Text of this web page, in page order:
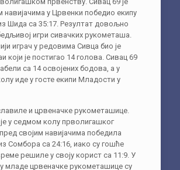
навијачима у Црвенки победио екипу
Шида са 35:17. Резултат довољно
игри сивачких рукометаша.
играч у редовима Сивца био је
који је постигао 14 голова. Сивац 69
са 14 освојених бодова, а у
иде у госте екипи Младости у
и црвеначке рукометашице.
у седмом колу прволигашког
својим навијачима победила
Сомбора са 24:16, иако су гошће
решиле у своју корист са 11:9. У
младе црвеначке рукометашице су